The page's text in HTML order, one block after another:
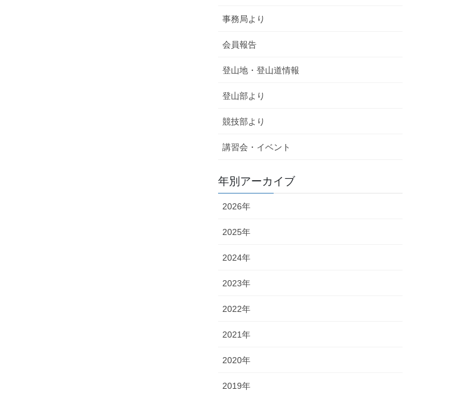
事務局より
会員報告
登山地・登山道情報
登山部より
競技部より
講習会・イベント
年別アーカイブ
2026年
2025年
2024年
2023年
2022年
2021年
2020年
2019年